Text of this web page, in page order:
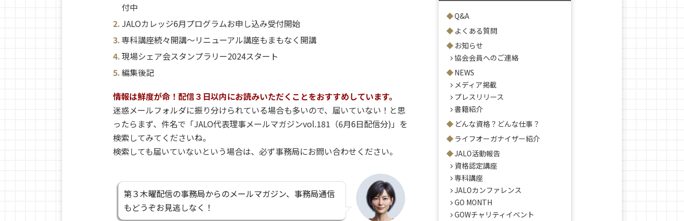
付中
JALOカレッジ6月プログラムお申し込み受付開始
専科講座続々開講〜リニューアル講座もまもなく開講
現場シェア会スタンプラリー2024スタート
編集後記
情報は鮮度が命！配信３日以内にお読みいただくことをおすすめしています。
迷惑メールフォルダに振り分けられている場合も多いので、届いていない！と思
ったらまず、件名で「JALO代表理事メールマガジンvol.181（6月6日配信分)」を
検索してみてくださいね。
検索しても届いていないという場合は、必ず事務局にお問い合わせください。
第３木曜配信の事務局からのメールマガジン、事務局通信
もどうぞお見逃しなく！
Q&A
よくある質問
お知らせ
協会会員へのご連絡
NEWS
メディア掲載
プレスリリース
書籍紹介
どんな資格？どんな仕事？
ライフオーガナイザー紹介
JALO活動報告
資格認定講座
専科講座
JALOカンファレンス
GO MONTH
GOWチャリティイベント